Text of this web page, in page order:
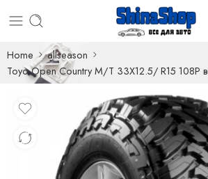
Home
allseason
Toyo Open Country M/T 33X12.5/ R15 108P